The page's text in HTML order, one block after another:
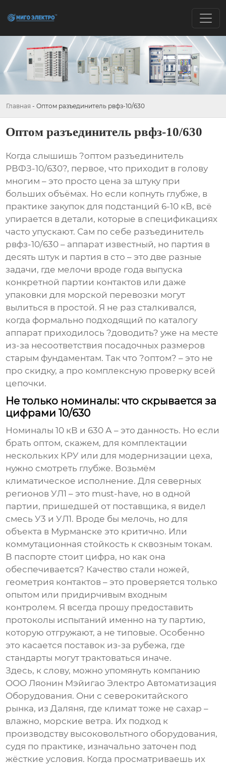
Главная - Оптом разъединитель рвфз-10/630
Оптом разъединитель рвфз-10/630
Когда слышишь ?оптом разъединитель
РВФЗ-10/630?, первое, что приходит в голову
многим – это просто цена за штуку при
больших объёмах. Но если копнуть глубже, в
практике закупок для подстанций 6-10 кВ, всё
упирается в детали, которые в спецификациях
часто упускают. Сам по себе разъединитель
рвфз-10/630 – аппарат известный, но партия в
десять штук и партия в сто – это две разные
задачи, где мелочи вроде года выпуска
конкретной партии контактов или даже
упаковки для морской перевозки могут
вылиться в простой. Я не раз сталкивался,
когда формально подходящий по каталогу
аппарат приходилось ?доводить? уже на месте
из-за несоответствия посадочных размеров
старым фундаментам. Так что ?оптом? – это не
про скидку, а про комплексную проверку всей
цепочки.
Не только номиналы: что скрывается за
цифрами 10/630
Номиналы 10 кВ и 630 А – это данность. Но если
брать оптом, скажем, для комплектации
нескольких КРУ или для модернизации цеха,
нужно смотреть глубже. Возьмём
климатическое исполнение. Для северных
регионов УЛ1 – это must-have, но в одной
партии, пришедшей от поставщика, я видел
смесь У3 и УЛ1. Вроде бы мелочь, но для
объекта в Мурманске это критично. Или
коммутационная стойкость к сквозным токам.
В паспорте стоит цифра, но как она
обеспечивается? Качество стали ножей,
геометрия контактов – это проверяется только
опытом или придирчивым входным
контролем. Я всегда прошу предоставить
протоколы испытаний именно на ту партию,
которую отгружают, а не типовые. Особенно
это касается поставок из-за рубежа, где
стандарты могут трактоваться иначе.
Здесь, к слову, можно упомянуть компанию
ООО Ляонин Мэйигао Электро Автоматизация
Оборудования. Они с северокитайского
рынка, из Даляня, где климат тоже не сахар –
влажно, морские ветра. Их подход к
производству высоковольтного оборудования,
судя по практике, изначально заточен под
жёсткие условия. Когда просматриваешь их